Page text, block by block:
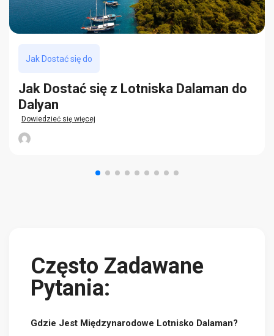
Jak Dostać się do
Jak Dostać się z Lotniska Dalaman do
Dalyan
Dowiedzieć się więcej
Często Zadawane
Pytania:
Gdzie Jest Międzynarodowe Lotnisko Dalaman?